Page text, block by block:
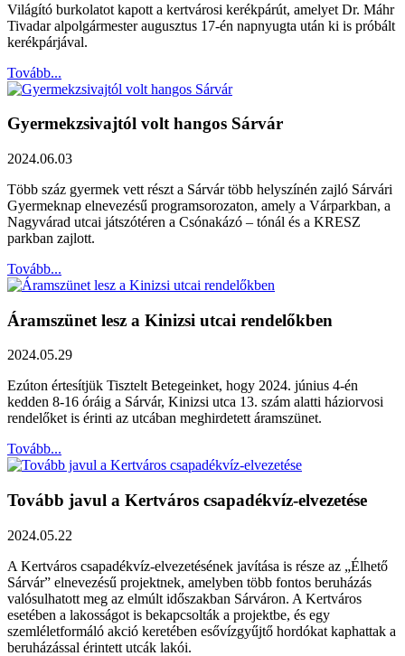
Világító burkolatot kapott a kertvárosi kerékpárút, amelyet Dr. Máhr
Tivadar alpolgármester augusztus 17-én napnyugta után ki is próbált
kerékpárjával.
Tovább...
Gyermekzsivajtól volt hangos Sárvár
2024.06.03
Több száz gyermek vett részt a Sárvár több helyszínén zajló Sárvári
Gyermeknap elnevezésű programsorozaton, amely a Várparkban, a
Nagyvárad utcai játszótéren a Csónakázó – tónál és a KRESZ
parkban zajlott.
Tovább...
Áramszünet lesz a Kinizsi utcai rendelőkben
2024.05.29
Ezúton értesítjük Tisztelt Betegeinket, hogy 2024. június 4-én
kedden 8-16 óráig a Sárvár, Kinizsi utca 13. szám alatti háziorvosi
rendelőket is érinti az utcában meghirdetett áramszünet.
Tovább...
Tovább javul a Kertváros csapadékvíz-elvezetése
2024.05.22
A Kertváros csapadékvíz-elvezetésének javítása is része az „Élhető
Sárvár” elnevezésű projektnek, amelyben több fontos beruházás
valósulhatott meg az elmúlt időszakban Sárváron. A Kertváros
esetében a lakosságot is bekapcsolták a projektbe, és egy
szemléletformáló akció keretében esővízgyűjtő hordókat kaphattak a
beruházással érintett utcák lakói.